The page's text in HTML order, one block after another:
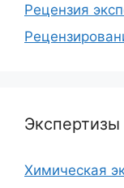
Рецензия
Экспертизы
Химическая